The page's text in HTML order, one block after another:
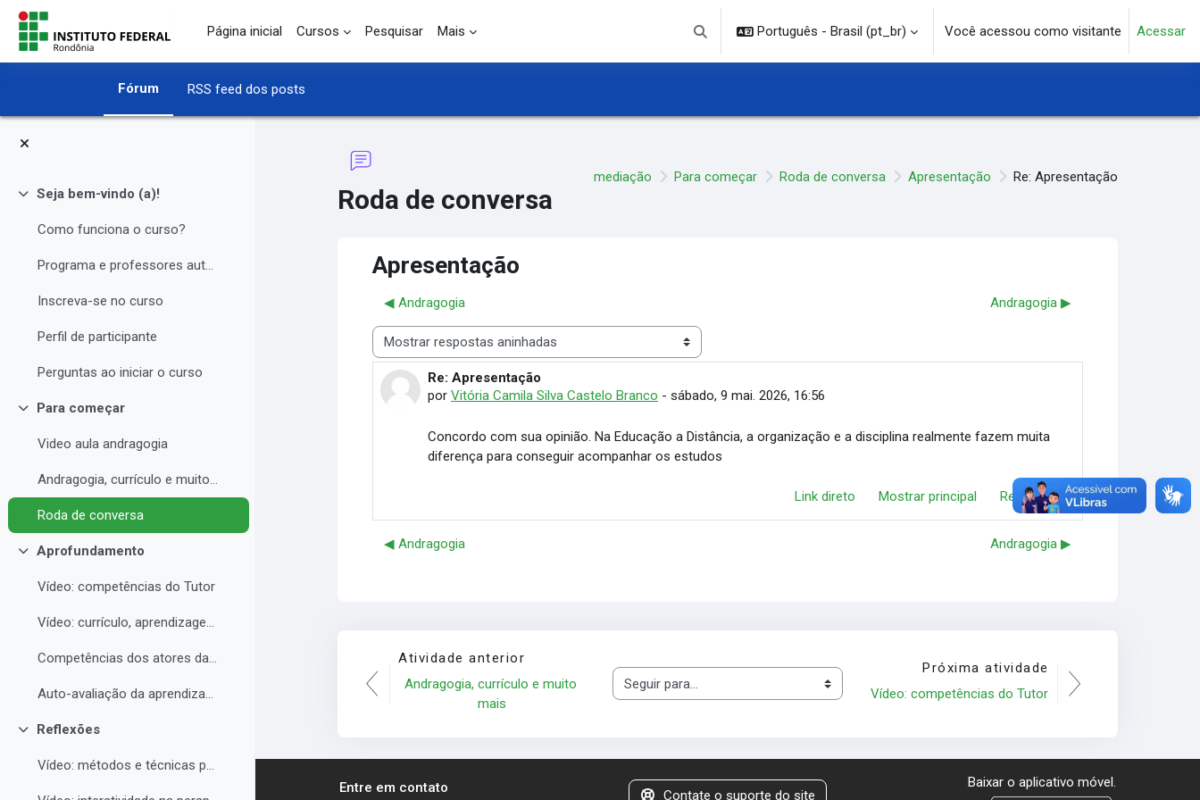
Ir para o conteúdo principal
Página inicial
Cursos Pesquisar Mais
Alternar entrada de pesquisa
Português - Brasil ‎(pt_br)‎ Você acessou como visitante Acessar
Fórum RSS feed dos posts
Contrair
Seja bem-vindo (a)!
Como funciona o curso?
Programa e professores autores
Inscreva-se no curso
Perfil de participante
Perguntas ao iniciar o curso
Contrair
Para começar
Video aula andragogia
Andragogia, currículo e muito mais
Roda de conversa
Contrair
Aprofundamento
Vídeo: competências do Tutor
Vídeo: currículo, aprendizagem e docência para EAD
Competências dos atores da educação a distância professor, tutor e aluno
Auto-avaliação da aprendizagem
Contrair
Reflexões
Vídeo: métodos e técnicas para EAD
Roda de conversa
mediação Para começar Roda de conversa Apresentação Re: Apresentação
Apresentação
◀︎ Andragogia Andragogia ▶︎
Modo de visualização
Re: Apresentação
porVitória Camila Silva Castelo Branco -sábado, 9 mai. 2026, 16:56
Número de respostas: 0
Concordo com sua opinião. Na Educação a Distância, a organização e a disciplina realmente fazem muita
diferença para conseguir acompanhar os estudos
Link direto Mostrar principal Responder
◀︎ Andragogia Andragogia ▶︎
Atividade anterior
Andragogia, currículo e muito
mais
Seguir para...
Próxima atividade
Vídeo: competências do Tutor
Entre em contato Contate o suporte do site
Baixar o aplicativo móvel.